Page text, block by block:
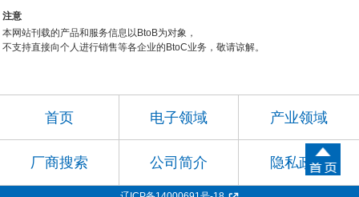
注意
本网站刊载的产品和服务信息以BtoB为对象，
不支持直接向个人进行销售等各企业的BtoC业务，敬请谅解。
首页 电子领域 产业领域
厂商搜索 公司简介 隐私政策